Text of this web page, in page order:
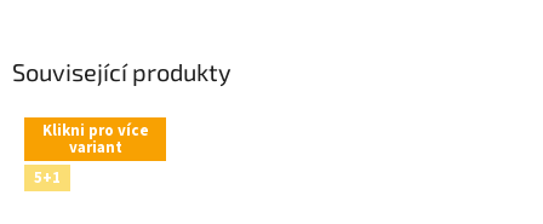
Související produkty
Klikni pro více
variant
5+1